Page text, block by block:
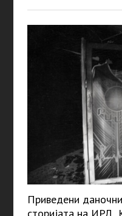
Приведени